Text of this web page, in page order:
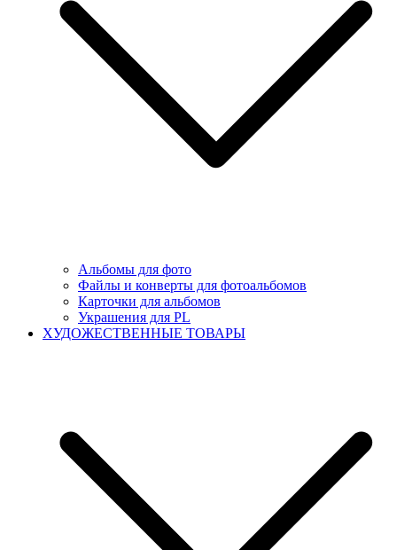
Альбомы для фото
Файлы и конверты для фотоальбомов
Карточки для альбомов
Украшения для PL
ХУДОЖЕСТВЕННЫЕ ТОВАРЫ